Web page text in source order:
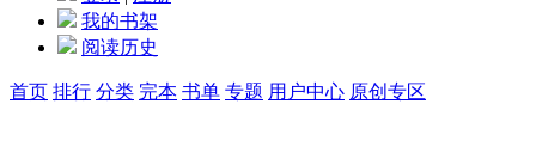
我的书架
阅读历史
首页 排行 分类 完本 书单 专题 用户中心 原创专区